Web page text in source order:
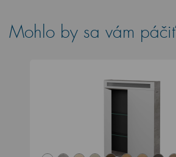
Mohlo by sa vám páčiť